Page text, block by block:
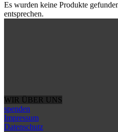
Es wurden keine Produkte
entsprechen.
WIR ÜBER UNS
spenden
Impressum
Datenschutz